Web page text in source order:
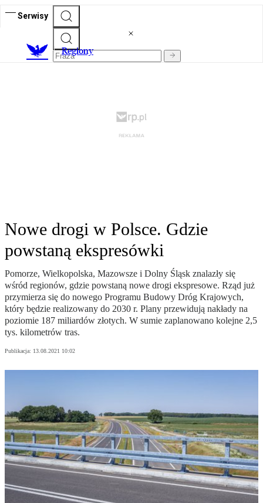
Serwisy
Regiony
Nowe drogi w Polsce. Gdzie
powstaną ekspresówki
Pomorze, Wielkopolska, Mazowsze i Dolny Śląsk znalazły się
wśród regionów, gdzie powstaną nowe drogi ekspresowe. Rząd już
przymierza się do nowego Programu Budowy Dróg Krajowych,
który będzie realizowany do 2030 r. Plany przewidują nakłady na
poziomie 187 miliardów złotych. W sumie zaplanowano kolejne 2,5
tys. kilometrów tras.
Publikacja: 13.08.2021 10:02